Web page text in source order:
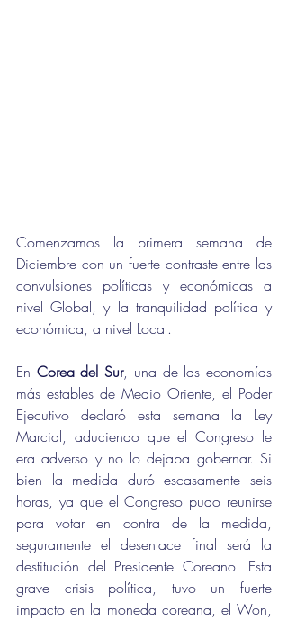
Comenzamos la primera semana de
Diciembre con un fuerte contraste entre las
convulsiones políticas y económicas a
nivel Global, y la tranquilidad política y
económica, a nivel Local.
En Corea del Sur, una de las economías
más estables de Medio Oriente, el Poder
Ejecutivo declaró esta semana la Ley
Marcial, aduciendo que el Congreso le
era adverso y no lo dejaba gobernar. Si
bien la medida duró escasamente seis
horas, ya que el Congreso pudo reunirse
para votar en contra de la medida,
seguramente el desenlace final será la
destitución del Presidente Coreano. Esta
grave crisis política, tuvo un fuerte
impacto en la moneda coreana, el Won,